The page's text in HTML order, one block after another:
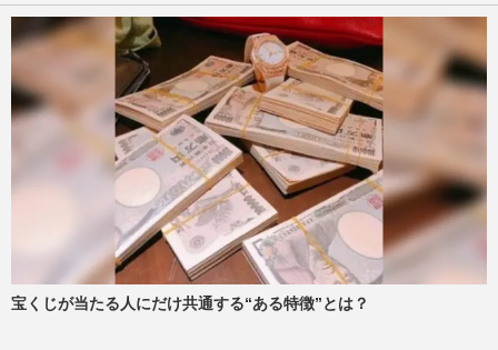
宝くじが当たる人にだけ共通する“ある特徴”とは？